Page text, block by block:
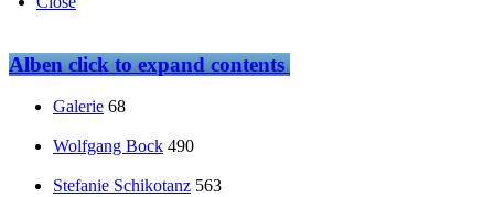
Albenclick to expand contents
Galerie 68
Wolfgang Bock 490
Stefanie Schikotanz 563